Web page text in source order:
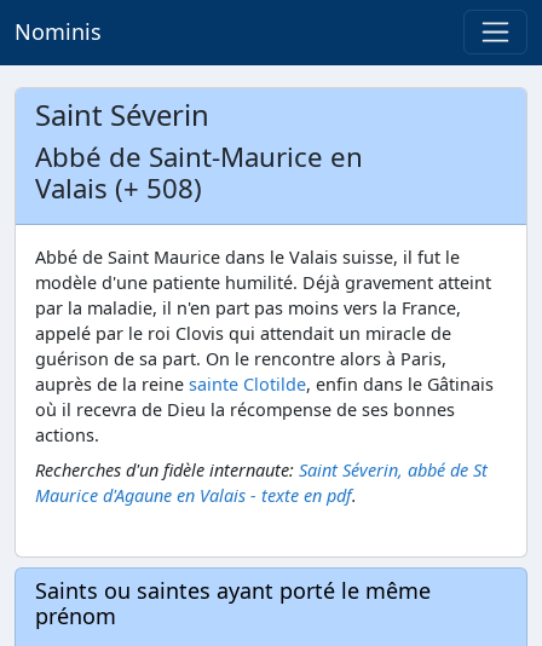
Nominis
Saint Séverin
Abbé de Saint-Maurice en
Valais (+ 508)
Abbé de Saint Maurice dans le Valais suisse, il fut le
modèle d'une patiente humilité. Déjà gravement atteint
par la maladie, il n'en part pas moins vers la France,
appelé par le roi Clovis qui attendait un miracle de
guérison de sa part. On le rencontre alors à Paris,
auprès de la reine sainte Clotilde, enfin dans le Gâtinais
où il recevra de Dieu la récompense de ses bonnes
actions.
Recherches d'un fidèle internaute: Saint Séverin, abbé de St
Maurice d'Agaune en Valais - texte en pdf.
Saints ou saintes ayant porté le même
prénom